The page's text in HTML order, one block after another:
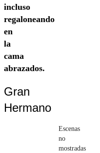
incluso
regaloneando
en
la
cama
abrazados.
Gran
Hermano
Escenas
no
mostradas